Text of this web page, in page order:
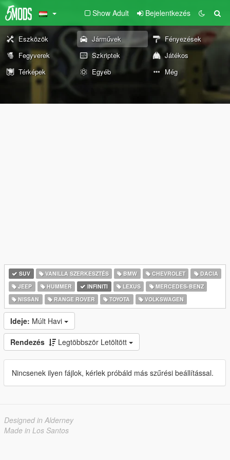
Show Adult Bejelentkezés
Eszközök Járművek
Fényezések
Fegyverek
Szkriptek
Játékos
Térképek
Egyéb Még
SUV VANILLA SZERKESZTÉS BMW CHEVROLET
DACIA
JEEP
HUMMER INFINITI LEXUS
MERCEDES-BENZ
NISSAN
RANGE ROVER TOYOTA VOLKSWAGEN
Ideje: Múlt Havi
Rendezés Legtöbbször Letöltött
Nincsenek ilyen fájlok, kérlek próbáld más szűrési beállítással.
Designed in Alderney
Made in Los Santos